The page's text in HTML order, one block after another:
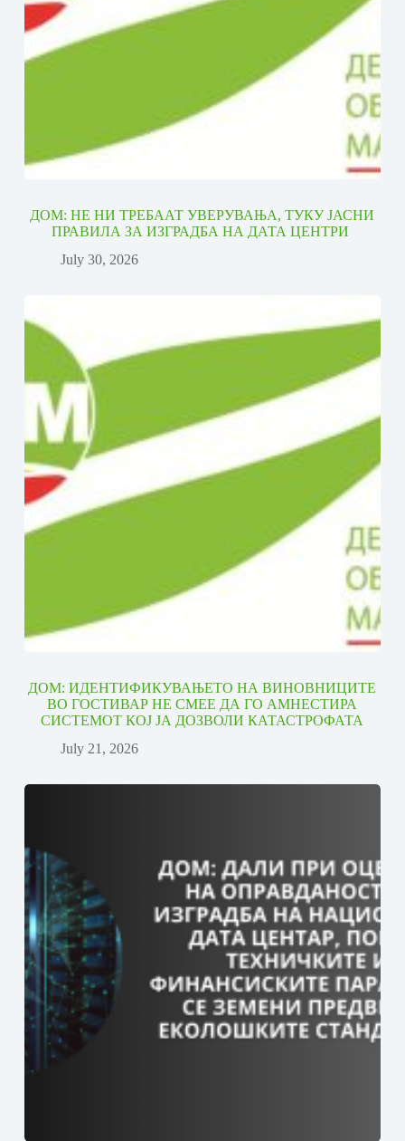
ДОМ: НЕ НИ ТРЕБААТ УВЕРУВАЊА, ТУКУ ЈАСНИ
ПРАВИЛА ЗА ИЗГРАДБА НА ДАТА ЦЕНТРИ
July 30, 2026
ДОМ: ИДЕНТИФИКУВАЊЕТО НА ВИНОВНИЦИТЕ
ВО ГОСТИВАР НЕ СМЕЕ ДА ГО АМНЕСТИРА
СИСТЕМОТ КОЈ ЈА ДОЗВОЛИ КАТАСТРОФАТА
July 21, 2026